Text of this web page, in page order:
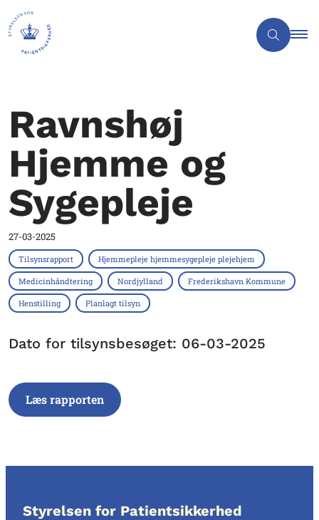
Ravnshøj
Hjemme og
Sygepleje
27-03-2025
Tilsynsrapport Hjemmepleje hjemmesygepleje plejehjem
Medicinhåndtering Nordjylland Frederikshavn Kommune
Henstilling Planlagt tilsyn
Dato for tilsynsbesøget: 06-03-2025
Læs rapporten
Styrelsen for Patientsikkerhed